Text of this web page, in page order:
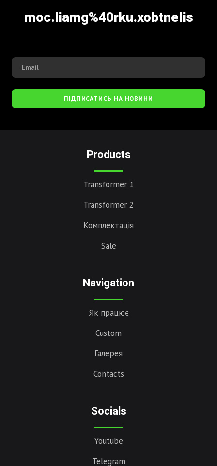
moc.liamg%40rku.xobtnelis
ПІДПИСАТИСЬ НА НОВИНИ
Products
Transformer 1
Transformer 2
Комплектація
Sale
Navigation
Як працює
Custom
Галерея
Contacts
Socials
Youtube
Telegram